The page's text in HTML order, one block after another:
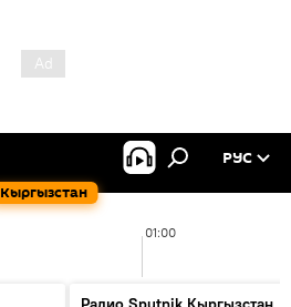
Кыргызстан
РУС
01:00